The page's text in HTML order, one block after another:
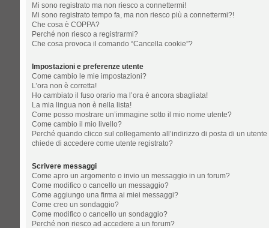
Mi sono registrato ma non riesco a connettermi!
Mi sono registrato tempo fa, ma non riesco più a connettermi?!
Che cosa è COPPA?
Perché non riesco a registrarmi?
Che cosa provoca il comando “Cancella cookie”?
Impostazioni e preferenze utente
Come cambio le mie impostazioni?
L’ora non è corretta!
Ho cambiato il fuso orario ma l’ora è ancora sbagliata!
La mia lingua non è nella lista!
Come posso mostrare un’immagine sotto il mio nome utente?
Come cambio il mio livello?
Perché quando clicco sul collegamento all’indirizzo di posta di un utente
chiede di accedere come utente registrato?
Scrivere messaggi
Come apro un argomento o invio un messaggio in un forum?
Come modifico o cancello un messaggio?
Come aggiungo una firma ai miei messaggi?
Come creo un sondaggio?
Come modifico o cancello un sondaggio?
Perché non riesco ad accedere a un forum?